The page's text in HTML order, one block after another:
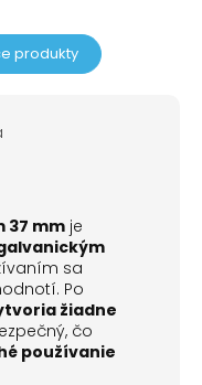
produkty
37 mm je
sa
Po
žiadne
čo
používanie